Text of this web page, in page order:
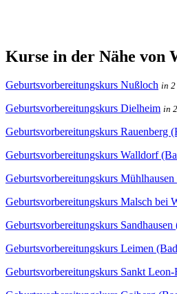
Kurse in der Nähe von
Geburtsvorbereitungskurs Nußloch in 2
Geburtsvorbereitungskurs Dielheim in
Geburtsvorbereitungskurs Rauenberg
Geburtsvorbereitungskurs Walldorf
Geburtsvorbereitungskurs
Geburtsvorbereitungskurs Malsch bei
Geburtsvorbereitungskurs Sandhausen
Geburtsvorbereitungskurs Leimen
Geburtsvorbereitungskurs Sankt Leon-